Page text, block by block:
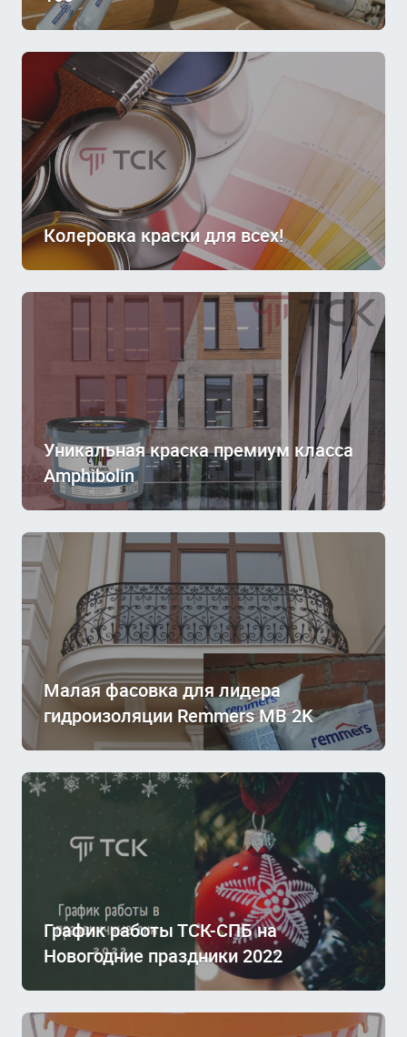
Колеровка краски для всех!
Уникальная краска премиум класса
Amphibolin
Малая фасовка для лидера
гидроизоляции Remmers MB 2K
График работы ТСК-СПБ на
Новогодние праздники 2022